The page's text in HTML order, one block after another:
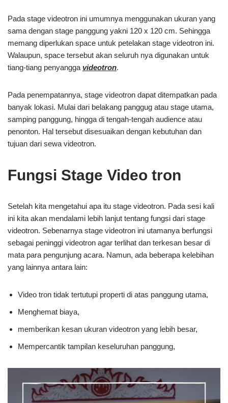
Pada stage videotron ini umumnya menggunakan ukuran yang
sama dengan stage panggung yakni 120 x 120 cm. Sehingga
memang diperlukan space untuk petelakan stage videotron ini.
Walaupun, space tersebut akan seluruh nya digunakan untuk
tiang-tiang penyangga videotron.
Pada penempatannya, stage videotron dapat ditempatkan pada
banyak lokasi. Mulai dari belakang panggug atau stage utama,
samping panggung, hingga di tengah-tengah audience atau
penonton. Hal tersebut disesuaikan dengan kebutuhan dan
tujuan dari sewa videotron.
Fungsi Stage Video tron
Setelah kita mengetahui apa itu stage videotron. Pada sesi kali
ini kita akan mendalami lebih lanjut tentang fungsi dari stage
videotron. Sebenarnya stage videotron ini utamanya berfungsi
sebagai peninggi videotron agar terlihat dan terkesan besar di
mata para pengunjung acara. Namun, ada beberapa kelebihan
yang lainnya antara lain:
Video tron tidak tertutupi properti di atas panggung utama,
Menghemat biaya,
memberikan kesan ukuran videotron yang lebih besar,
Mempercantik tampilan keseluruhan panggung,